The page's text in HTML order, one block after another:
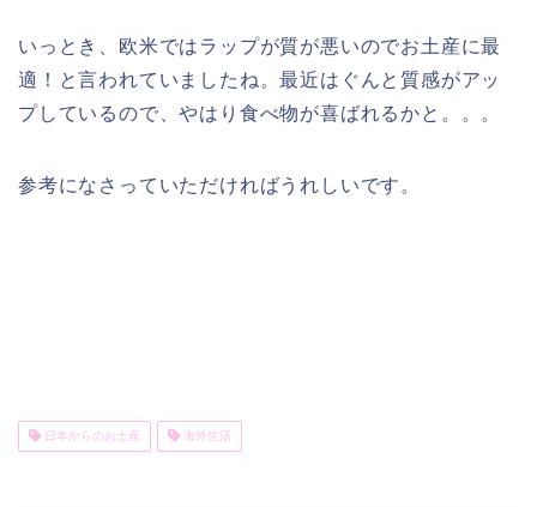
いっとき、欧米ではラップが質が悪いのでお土産に最
適！と言われていましたね。最近はぐんと質感がアッ
プしているので、やはり食べ物が喜ばれるかと。。。
参考になさっていただければうれしいです。
日本からのお土産 海外生活